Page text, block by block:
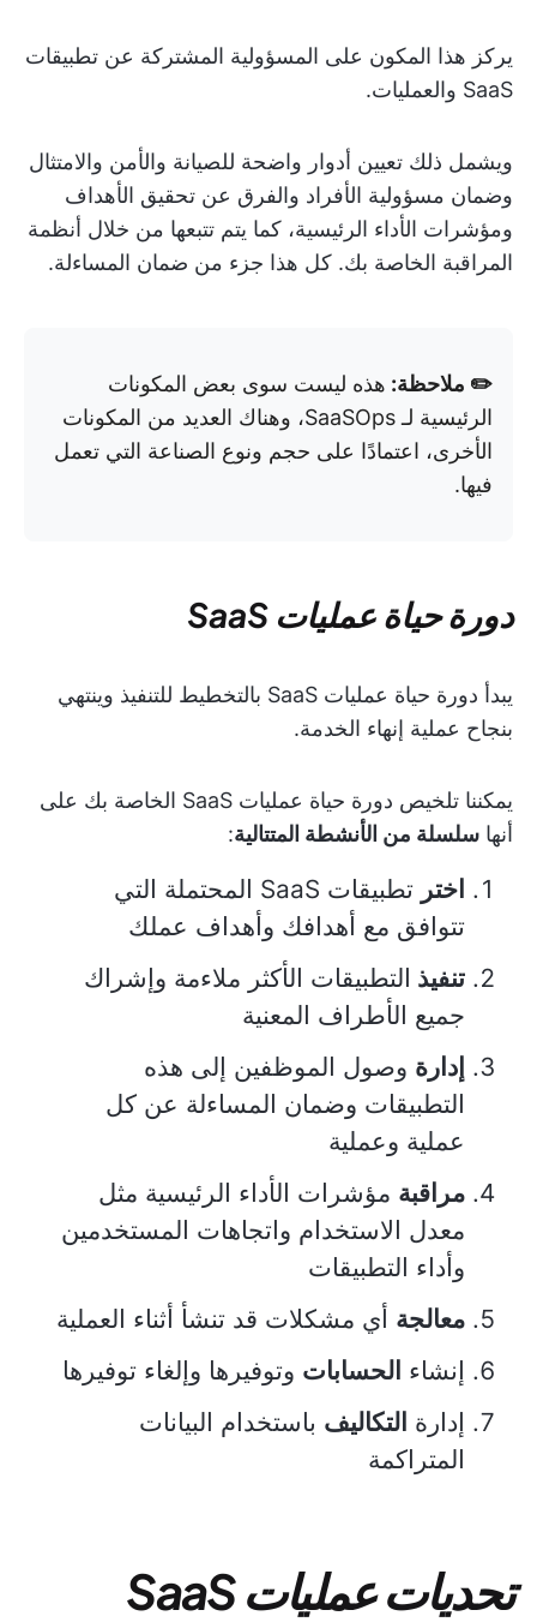
يركز هذا المكون على المسؤولية المشتركة عن تطبيقات
SaaS والعمليات.
ويشمل ذلك تعيين أدوار واضحة للصيانة والأمن والامتثال
وضمان مسؤولية الأفراد والفرق عن تحقيق الأهداف
ومؤشرات الأداء الرئيسية، كما يتم تتبعها من خلال أنظمة
المراقبة الخاصة بك. كل هذا جزء من ضمان المساءلة.
✏️ ملاحظة: هذه ليست سوى بعض المكونات
الرئيسية لـ SaaSOps، وهناك العديد من المكونات
الأخرى، اعتمادًا على حجم ونوع الصناعة التي تعمل
فيها.
دورة حياة عمليات SaaS
يبدأ دورة حياة عمليات SaaS بالتخطيط للتنفيذ وينتهي
بنجاح عملية إنهاء الخدمة.
يمكننا تلخيص دورة حياة عمليات SaaS الخاصة بك على
أنها سلسلة من الأنشطة المتتالية:
اختر
تطبيقات SaaS المحتملة التي
تتوافق مع أهدافك وأهداف عملك
تنفيذ التطبيقات الأكثر ملاءمة وإشراك
جميع الأطراف المعنية
إدارة وصول الموظفين إلى هذه
التطبيقات وضمان المساءلة عن كل
عملية وعملية
مراقبة مؤشرات الأداء الرئيسية مثل
معدل الاستخدام واتجاهات المستخدمين
وأداء التطبيقات
معالجة أي مشكلات قد تنشأ أثناء العملية
إنشاء الحسابات وتوفيرها وإلغاء توفيرها
إدارة التكاليف باستخدام البيانات
المتراكمة
تحديات عمليات SaaS